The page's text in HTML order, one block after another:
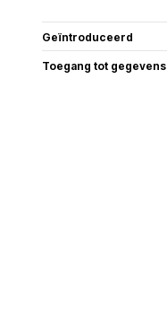
Geïntroduceerd
Toegang tot gegevens